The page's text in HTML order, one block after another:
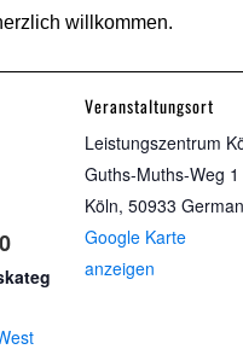
willkommen.
Veranstaltungsort
Leistungszentrum
Guths-Muths-Weg 1
Köln, 50933
Google Karte
anzeigen